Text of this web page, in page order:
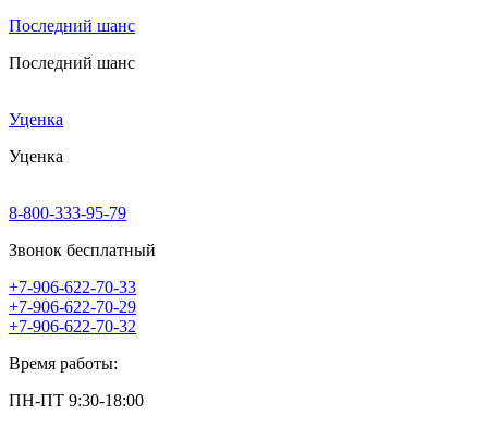
Последний шанс
Последний шанс
Уценка
Уценка
8-800-333-95-79
Звонок бесплатный
+7-906-622-70-33
+7-906-622-70-29
+7-906-622-70-32
Время работы:
ПН-ПТ 9:30-18:00